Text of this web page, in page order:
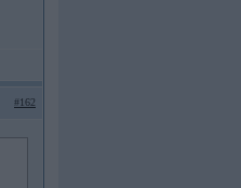
#162